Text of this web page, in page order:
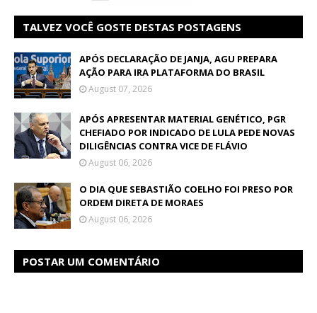
TALVEZ VOCÊ GOSTE DESTAS POSTAGENS
APÓS DECLARAÇÃO DE JANJA, AGU PREPARA
AÇÃO PARA IRA PLATAFORMA DO BRASIL
August 07, 2026
APÓS APRESENTAR MATERIAL GENÉTICO, PGR
CHEFIADO POR INDICADO DE LULA PEDE NOVAS
DILIGÊNCIAS CONTRA VICE DE FLÁVIO
August 06, 2026
O DIA QUE SEBASTIÃO COELHO FOI PRESO POR
ORDEM DIRETA DE MORAES
August 06, 2026
POSTAR UM COMENTÁRIO